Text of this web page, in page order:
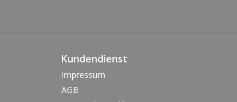
Kundendienst
Impressum
AGB